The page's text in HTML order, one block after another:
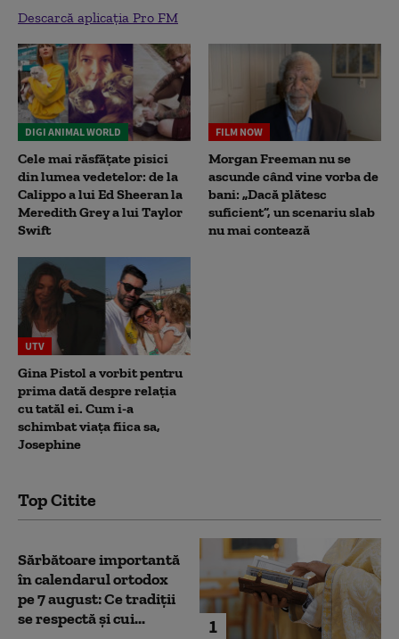
Descarcă aplicația Pro FM
DIGI ANIMAL WORLD
Cele mai răsfățate pisici
din lumea vedetelor: de la
Calippo a lui Ed Sheeran la
Meredith Grey a lui Taylor
Swift
FILM NOW
Morgan Freeman nu se
ascunde când vine vorba de
bani: „Dacă plătesc
suficient”, un scenariu slab
nu mai contează
UTV
Gina Pistol a vorbit pentru
prima dată despre relația
cu tatăl ei. Cum i-a
schimbat viața fiica sa,
Josephine
Top Citite
1
Sărbătoare importantă
în calendarul ortodox
pe 7 august: Ce tradiții
se respectă și cui...